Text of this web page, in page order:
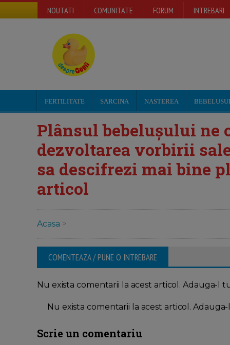
NOUTATI COMUNITATE FORUM INTREBARI
FERTILITATE SARCINA NASTEREA
Plânsul bebelușului ne
dezvoltarea vorbirii
sa descifrezi mai bine
articol
Acasa >
COMENTEAZA / PUNE O INTREBARE
Nu exista comentarii la acest articol. Adauga-l
Nu exista comentarii la acest articol.
Scrie un comentariu